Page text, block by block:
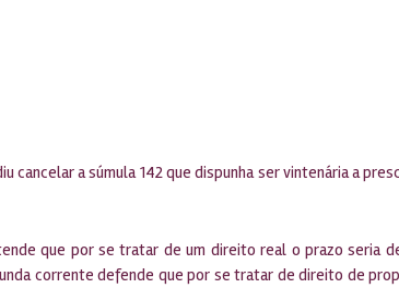
cancelar a súmula 142 que dispunha ser vintenária a
que por se tratar de um direito real o prazo seria
corrente defende que por se tratar de direito de